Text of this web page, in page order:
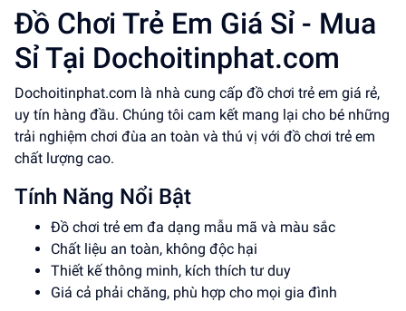
Đồ Chơi Trẻ Em Giá Sỉ - Mua
Sỉ Tại Dochoitinphat.com
Dochoitinphat.com là nhà cung cấp đồ chơi trẻ em giá rẻ,
uy tín hàng đầu. Chúng tôi cam kết mang lại cho bé những
trải nghiệm chơi đùa an toàn và thú vị với đồ chơi trẻ em
chất lượng cao.
Tính Năng Nổi Bật
Đồ chơi trẻ em đa dạng mẫu mã và màu sắc
Chất liệu an toàn, không độc hại
Thiết kế thông minh, kích thích tư duy
Giá cả phải chăng, phù hợp cho mọi gia đình